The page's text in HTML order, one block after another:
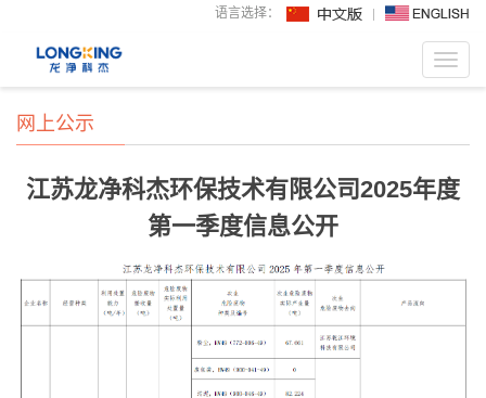
语言选择：
网上公示
江苏龙净科杰环保技术有限公司2025年度
第一季度信息公开